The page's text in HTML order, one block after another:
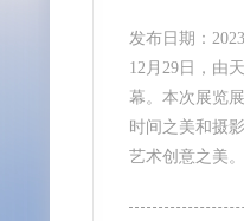
发布日期：
12月29日，由
幕。本次展览
时间之美和摄
艺术创意之美